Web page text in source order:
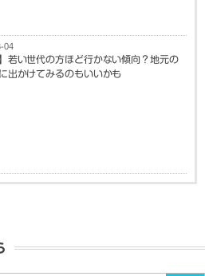
04
】若い世代の方ほど行かない傾向？地元の
出かけてみるのもいいかも